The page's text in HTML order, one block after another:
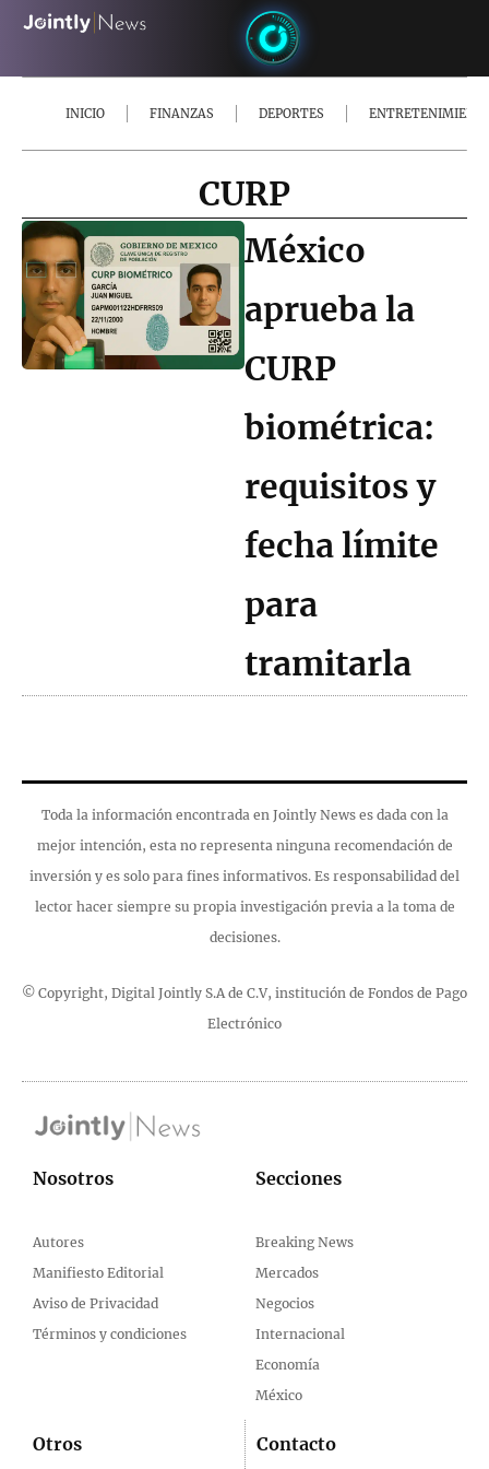
INICIO FINANZAS DEPORTES
CURP
México
aprueba la
CURP
biométrica:
requisitos y
fecha límite
para
tramitarla
Toda la información encontrada en Jointly News es dada con la
mejor intención, esta no representa ninguna recomendación de
inversión y es solo para fines informativos. Es responsabilidad del
lector hacer siempre su propia investigación previa a la toma de
decisiones.
© Copyright, Digital Jointly S.A de C.V, institución de Fondos de Pago
Electrónico
Nosotros
Autores
Manifiesto Editorial
Aviso de Privacidad
Términos y condiciones
Secciones
Breaking News
Mercados
Negocios
Internacional
Economía
México
Otros Contacto